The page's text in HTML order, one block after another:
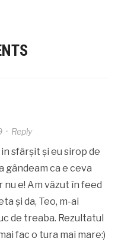
· Reply
sfârșit și eu sirop de
gândeam ca e ceva
e! Am văzut în feed
și da, Teo, m-ai
de treaba. Rezultatul
fac o tura mai mare:)